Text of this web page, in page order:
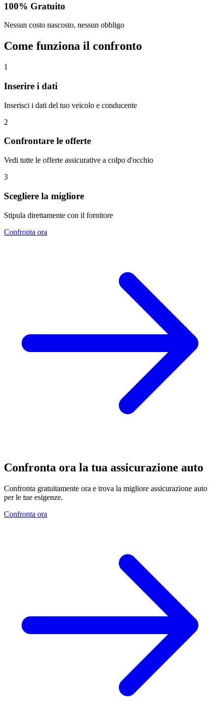
100% Gratuito
Nessun costo nascosto, nessun obbligo
Come funziona il confronto
1
Inserire i dati
Inserisci i dati del tuo veicolo e conducente
2
Confrontare le offerte
Vedi tutte le offerte assicurative a colpo d'occhio
3
Scegliere la migliore
Stipula direttamente con il fornitore
Confronta ora
Confronta ora la tua assicurazione auto
Confronta gratuitamente ora e trova la migliore assicurazione auto
per le tue esigenze.
Confronta ora